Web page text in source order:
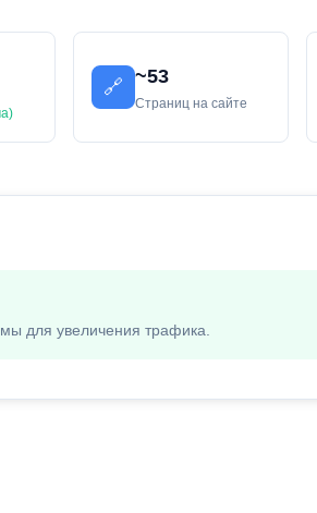
🔗
~53
Страниц на сайте
для увеличения трафика.